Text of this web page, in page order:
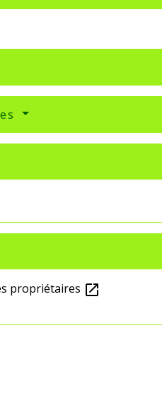
propriétaires open_in_new